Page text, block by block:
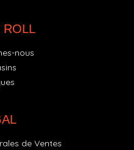
ROLL
nous
de Ventes